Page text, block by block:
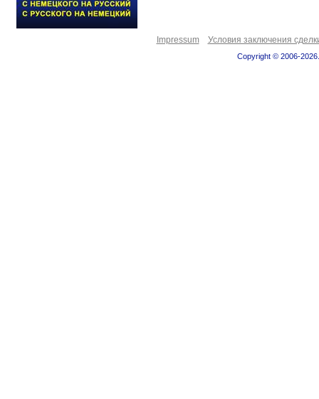
Impressum Условия заключения
Copyright © 2006-